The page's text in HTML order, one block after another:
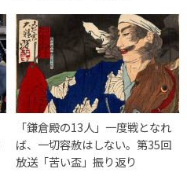
「鎌倉殿の13人」一度戦となれ
ば、一切容赦はしない。第35回
放送「苦い盃」振り返り